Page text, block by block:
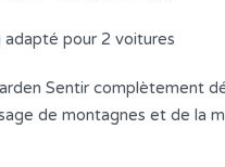
adapté pour 2 voitures
Sentir complètement
de montagnes et de la